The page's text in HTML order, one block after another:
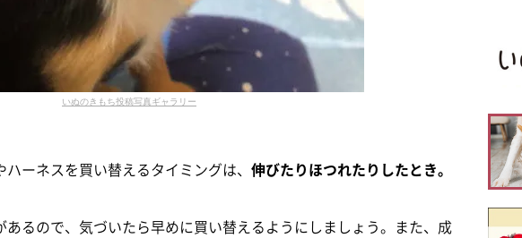
いぬのきもち投稿写真ギャラリー
ーネスを買い替えるタイミングは、 伸びたりほつれたりしたとき。
あるので、気づいたら早めに買い替えるようにしましょう。また、成